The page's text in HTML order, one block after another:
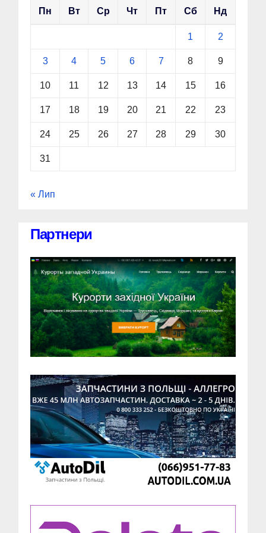
Пн Вт Ср Чт Пт Сб Нд
1 2
3 4 5 6 7 8 9
10 11 12 13 14 15 16
17 18 19 20 21 22 23
24 25 26 27 28 29 30
31
« Лип
Партнери